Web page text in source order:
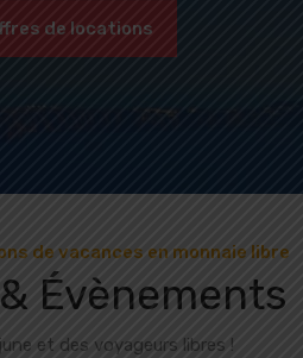
de locations
de vacances en monnaie libre
Évènements
et des voyageurs libres !